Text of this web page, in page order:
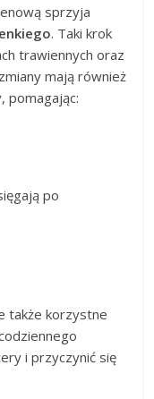
sprzyja
. Taki krok
trawiennych oraz
mają również
pomagając:
po
także korzystne
i przyczynić się